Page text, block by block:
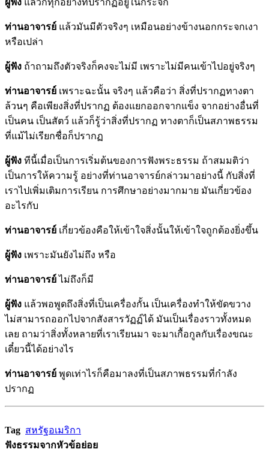
ท่านอาจารย์ แล้วมันมีตัวจริงๆ เหมือนอย่างข้างนอกกระจกเงา
หรือเปล่า
ผู้ฟัง ถ้าถามถึงตัวจริงก็คงจะไม่มี เพราะไม่มีคนเข้าไปอยู่จริงๆ
ท่านอาจารย์ เพราะฉะนั้น จริงๆ แล้วคือว่า สิ่งที่ปรากฏทางตา
ล้วนๆ คือเพียงสิ่งที่ปรากฏ ต้องแยกออกจากแข็ง จากอย่างอื่นที่
เป็นคน เป็นสัตว์ แล้วก็รู้ว่าสิ่งที่ปรากฏ ทางตาก็เป็นสภาพธรรม
ที่แม้ไม่เรียกชื่อก็ปรากฏ
ผู้ฟัง ทีนี้เมื่อเป็นการเริ่มต้นของการฟังพระธรรม ถ้าสมมติว่า
เป็นการให้ความรู้ อย่างที่ท่านอาจารย์กล่าวมาอย่างนี้ กับสิ่งที่
เราไปเพิ่มเติมการเรียน การศึกษาอย่างมากมาย มันเกี่ยวข้อง
อะไรกับ
ท่านอาจารย์ เกี่ยวข้องคือให้เข้าใจสิ่งนั้นให้เข้าใจถูกต้องยิ่งขึ้น
ผู้ฟัง เพราะมันยังไม่ถึง หรือ
ท่านอาจารย์ไม่ถึงก็มี
ผู้ฟัง แล้วพอพูดถึงสิ่งที่เป็นเครื่องกั้น เป็นเครื่องทำให้ขัดขวาง
ไม่สามารถออกไปจากสังสารวัฏฏ์ได้ มันเป็นเรื่องราวทั้งหมด
เลย ถามว่าสิ่งทั้งหลายที่เราเรียนมา จะมาเกื้อกูลกับเรื่องขณะ
เดี๋ยวนี้ได้อย่างไร
ท่านอาจารย์ พูดเท่าไรก็คือมาลงที่เป็นสภาพธรรมที่กำลัง
ปรากฏ
Tag สหรัฐอเมริกา
ฟังธรรมจากหัวข้อย่อย